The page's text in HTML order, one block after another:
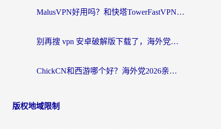
MalusVPN好用吗？和快塔TowerFastVPN对比哪个回国效果更好？海外党亲测实用指南
别再搜 vpn 安卓破解版下载了，海外党回国上网的正确姿势在这里
ChickCN和西游哪个好？海外党2026亲测回国加速器选择指南（附expressvpn中国对比）
版权地域限制